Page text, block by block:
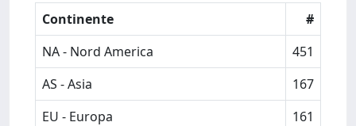
Continente
#
NA - Nord America
451
AS - Asia
167
EU - Europa
161